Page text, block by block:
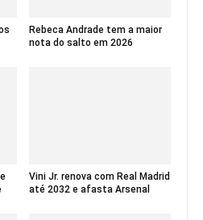
Rebeca Andrade tem a maior
nota do salto em 2026
Vini Jr. renova com Real Madrid
até 2032 e afasta Arsenal